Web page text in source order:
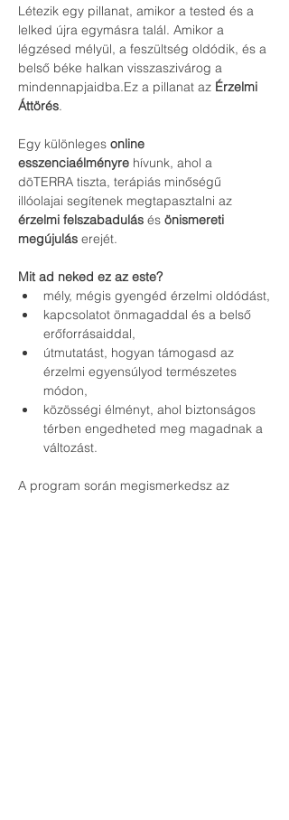
Létezik egy pillanat, amikor a tested és a
lelked újra egymásra talál. Amikor a
légzésed mélyül, a feszültség oldódik, és a
belső béke halkan visszaszivárog a
mindennapjaidba.Ez a pillanat az Érzelmi
Áttörés.
Egy különleges online
esszenciaélményre hívunk, ahol a
dōTERRA tiszta, terápiás minőségű
illóolajai segítenek megtapasztalni az
érzelmi felszabadulás és önismereti
megújulás erejét.
Mit ad neked ez az este?
mély, mégis gyengéd érzelmi oldódást,
kapcsolatot önmagaddal és a belső
erőforrásaiddal,
útmutatást, hogyan támogasd az
érzelmi egyensúlyod természetes
módon,
közösségi élményt, ahol biztonságos
térben engedheted meg magadnak a
változást.
A program során megismerkedsz az